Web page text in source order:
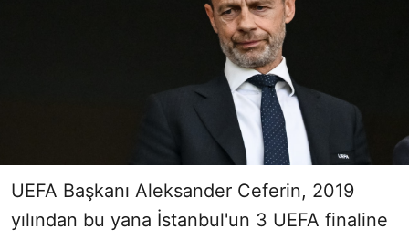
UEFA Başkanı Aleksander Ceferin, 2019
yılından bu yana İstanbul'un 3 UEFA finaline